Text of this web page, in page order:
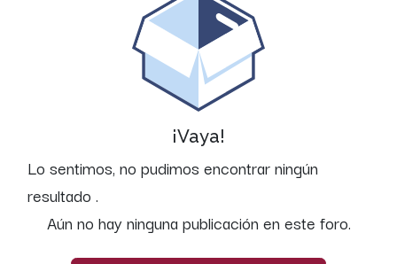
¡Vaya!
Lo sentimos, no pudimos encontrar ningún
resultado .
Aún no hay ninguna publicación en este foro.